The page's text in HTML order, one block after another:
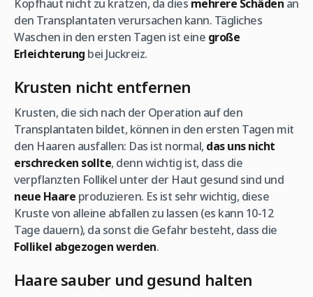
Kopfhaut nicht zu kratzen, da dies mehrere Schäden an
den Transplantaten verursachen kann. Tägliches
Waschen in den ersten Tagen ist eine große
Erleichterung bei Juckreiz.
Krusten nicht entfernen
Krusten, die sich nach der Operation auf den
Transplantaten bildet, können in den ersten Tagen mit
den Haaren ausfallen: Das ist normal, das uns nicht
erschrecken sollte, denn wichtig ist, dass die
verpflanzten Follikel unter der Haut gesund sind und
neue Haare produzieren. Es ist sehr wichtig, diese
Kruste von alleine abfallen zu lassen (es kann 10-12
Tage dauern), da sonst die Gefahr besteht, dass die
Follikel abgezogen werden.
Haare sauber und gesund halten